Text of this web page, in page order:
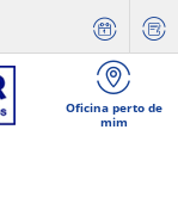
Oficina perto de
mim